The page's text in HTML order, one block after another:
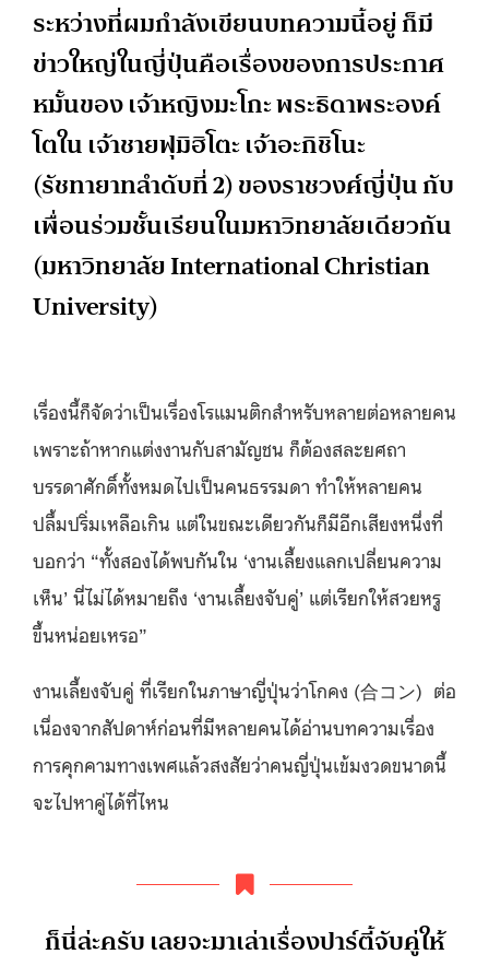
ระหว่างที่ผมกำลังเขียนบทความนี้อยู่ ก็มี
ข่าวใหญ่ในญี่ปุ่นคือเรื่องของการประกาศ
หมั้นของ เจ้าหญิงมะโกะ พระธิดาพระองค์
โตใน เจ้าชายฟุมิฮิโตะ เจ้าอะกิชิโนะ
(รัชทายาทลำดับที่ 2) ของราชวงศ์ญี่ปุ่น กับ
เพื่อนร่วมชั้นเรียนในมหาวิทยาลัยเดียวกัน
(มหาวิทยาลัย International Christian
University)
เรื่องนี้ก็จัดว่าเป็นเรื่องโรแมนติกสำหรับหลายต่อหลายคน
เพราะถ้าหากแต่งงานกับสามัญชน ก็ต้องสละยศถา
บรรดาศักดิ์ทั้งหมดไปเป็นคนธรรมดา ทำให้หลายคน
ปลื้มปริ่มเหลือเกิน แต่ในขณะเดียวกันก็มีอีกเสียงหนึ่งที่
บอกว่า “ทั้งสองได้พบกันใน ‘งานเลี้ยงแลกเปลี่ยนความ
เห็น’ นี่ไม่ได้หมายถึง ‘งานเลี้ยงจับคู่’ แต่เรียกให้สวยหรู
ขึ้นหน่อยเหรอ”
งานเลี้ยงจับคู่ ที่เรียกในภาษาญี่ปุ่นว่าโกคง (合コン) ต่อ
เนื่องจากสัปดาห์ก่อนที่มีหลายคนได้อ่านบทความเรื่อง
การคุกคามทางเพศแล้วสงสัยว่าคนญี่ปุ่นเข้มงวดขนาดนี้
จะไปหาคู่ได้ที่ไหน
ก็นี่ล่ะครับ เลยจะมาเล่าเรื่องปาร์ตี้จับคู่ให้